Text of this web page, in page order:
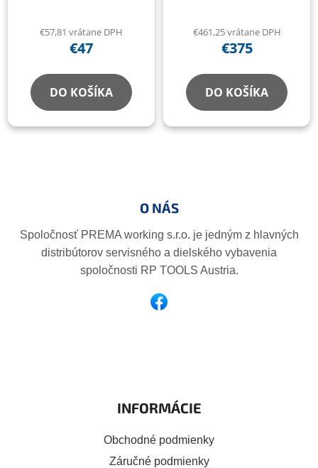
€57,81 vrátane DPH
€47
DO KOŠÍKA
€461,25 vrátane DPH
€375
DO KOŠÍKA
O NÁS
Spoločnosť PREMA working s.r.o. je jedným z hlavných
distribútorov servisného a dielského vybavenia
spoločnosti RP TOOLS Austria.
INFORMÁCIE
Obchodné podmienky
Záručné podmienky